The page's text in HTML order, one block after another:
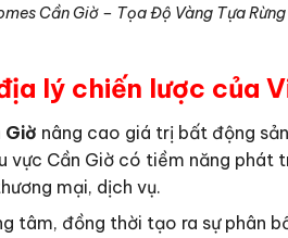
Cần Giờ – Tọa Độ Vàng Tựa
lý chiến lược của
Giờ nâng cao giá trị bất động
vực Cần Giờ có tiềm năng
mại, dịch vụ.
đồng thời tạo ra sự phân